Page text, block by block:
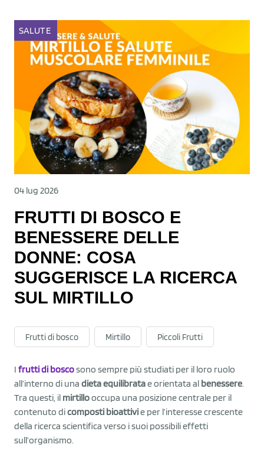
SALUTE
04 lug 2026
FRUTTI DI BOSCO E
BENESSERE DELLE
DONNE: COSA
SUGGERISCE LA RICERCA
SUL MIRTILLO
Frutti di bosco Mirtillo Piccoli Frutti
I frutti di boscosono sempre più studiati per il loro ruolo
all’interno di una dieta equilibratae orientata al benessere.
Tra questi, il mirtillooccupa una posizione centrale per il
contenuto dicomposti bioattivie per l’interesse crescente
della ricerca scientifica verso i suoi possibili effetti
sull’organismo.